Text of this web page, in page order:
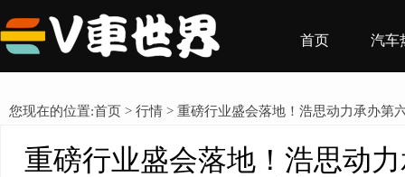
首页 汽车
您现在的位置:首页 > 行情 > 重磅行业盛会落地！浩思动力承办第
重磅行业盛会落地！浩思动